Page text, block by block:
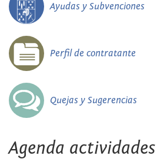
Ayudas y Subvenciones
Perfil de contratante
Quejas y Sugerencias
Agenda actividades